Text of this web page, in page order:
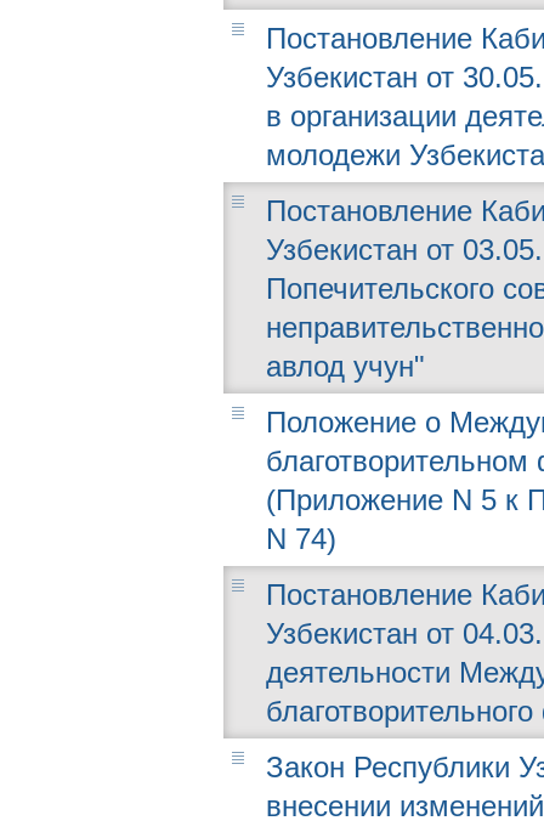
Постановление
Узбекистан от
в организации
молодежи
Постановление
Узбекистан от
Попечительского
авлод учун"
Положение о
(Приложение N 5 к
N 74)
Постановление
Узбекистан от
деятельности
Закон Республики
внесении